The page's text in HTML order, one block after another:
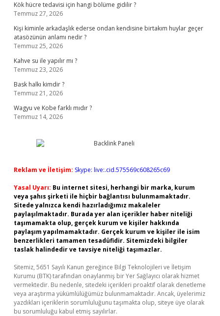
Kök hücre tedavisi için hangi bölüme gidilir ?
Temmuz 27, 2026
Kişi kiminle arkadaşlık ederse ondan kendisine birtakım huylar geçer
atasözünün anlamı nedir ?
Temmuz 25, 2026
Kahve su ile yapılır mı ?
Temmuz 23, 2026
Bask halkı kimdir ?
Temmuz 21, 2026
Wagyu ve Kobe farklı mıdır ?
Temmuz 14, 2026
Reklam ve İletişim: Skype: live:.cid.575569c608265c69
Yasal Uyarı: Bu internet sitesi, herhangi bir marka, kurum
veya şahıs şirketi ile hiçbir bağlantısı bulunmamaktadır.
Sitede yalnızca kendi hazırladığımız makaleler
paylaşılmaktadır. Burada yer alan içerikler haber niteliği
taşımamakta olup, gerçek kurum ve kişiler hakkında
paylaşım yapılmamaktadır. Gerçek kurum ve kişiler ile isim
benzerlikleri tamamen tesadüfidir. Sitemizdeki bilgiler
taslak halindedir ve tavsiye niteliği taşımazlar.
Sitemiz, 5651 Sayılı Kanun gereğince Bilgi Teknolojileri ve İletişim
Kurumu (BTK) tarafından onaylanmış bir Yer Sağlayıcı olarak hizmet
vermektedir. Bu nedenle, sitedeki içerikleri proaktif olarak denetleme
veya araştırma yükümlülüğümüz bulunmamaktadır. Ancak, üyelerimiz
yazdıkları içeriklerin sorumluluğunu taşımakta olup, siteye üye olarak
bu sorumluluğu kabul etmiş sayılırlar.